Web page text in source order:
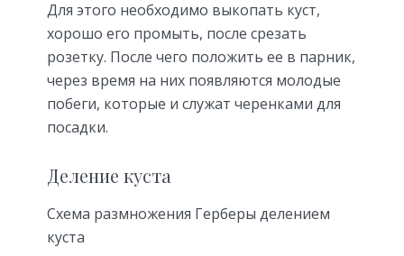
Для этого необходимо выкопать куст,
хорошо его промыть, после срезать
розетку. После чего положить ее в парник,
через время на них появляются молодые
побеги, которые и служат черенками для
посадки.
Деление куста
Схема размножения Герберы делением
куста